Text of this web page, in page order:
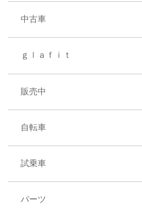
中古車
ｇｌａｆｉｔ
販売中
自転車
試乗車
パーツ